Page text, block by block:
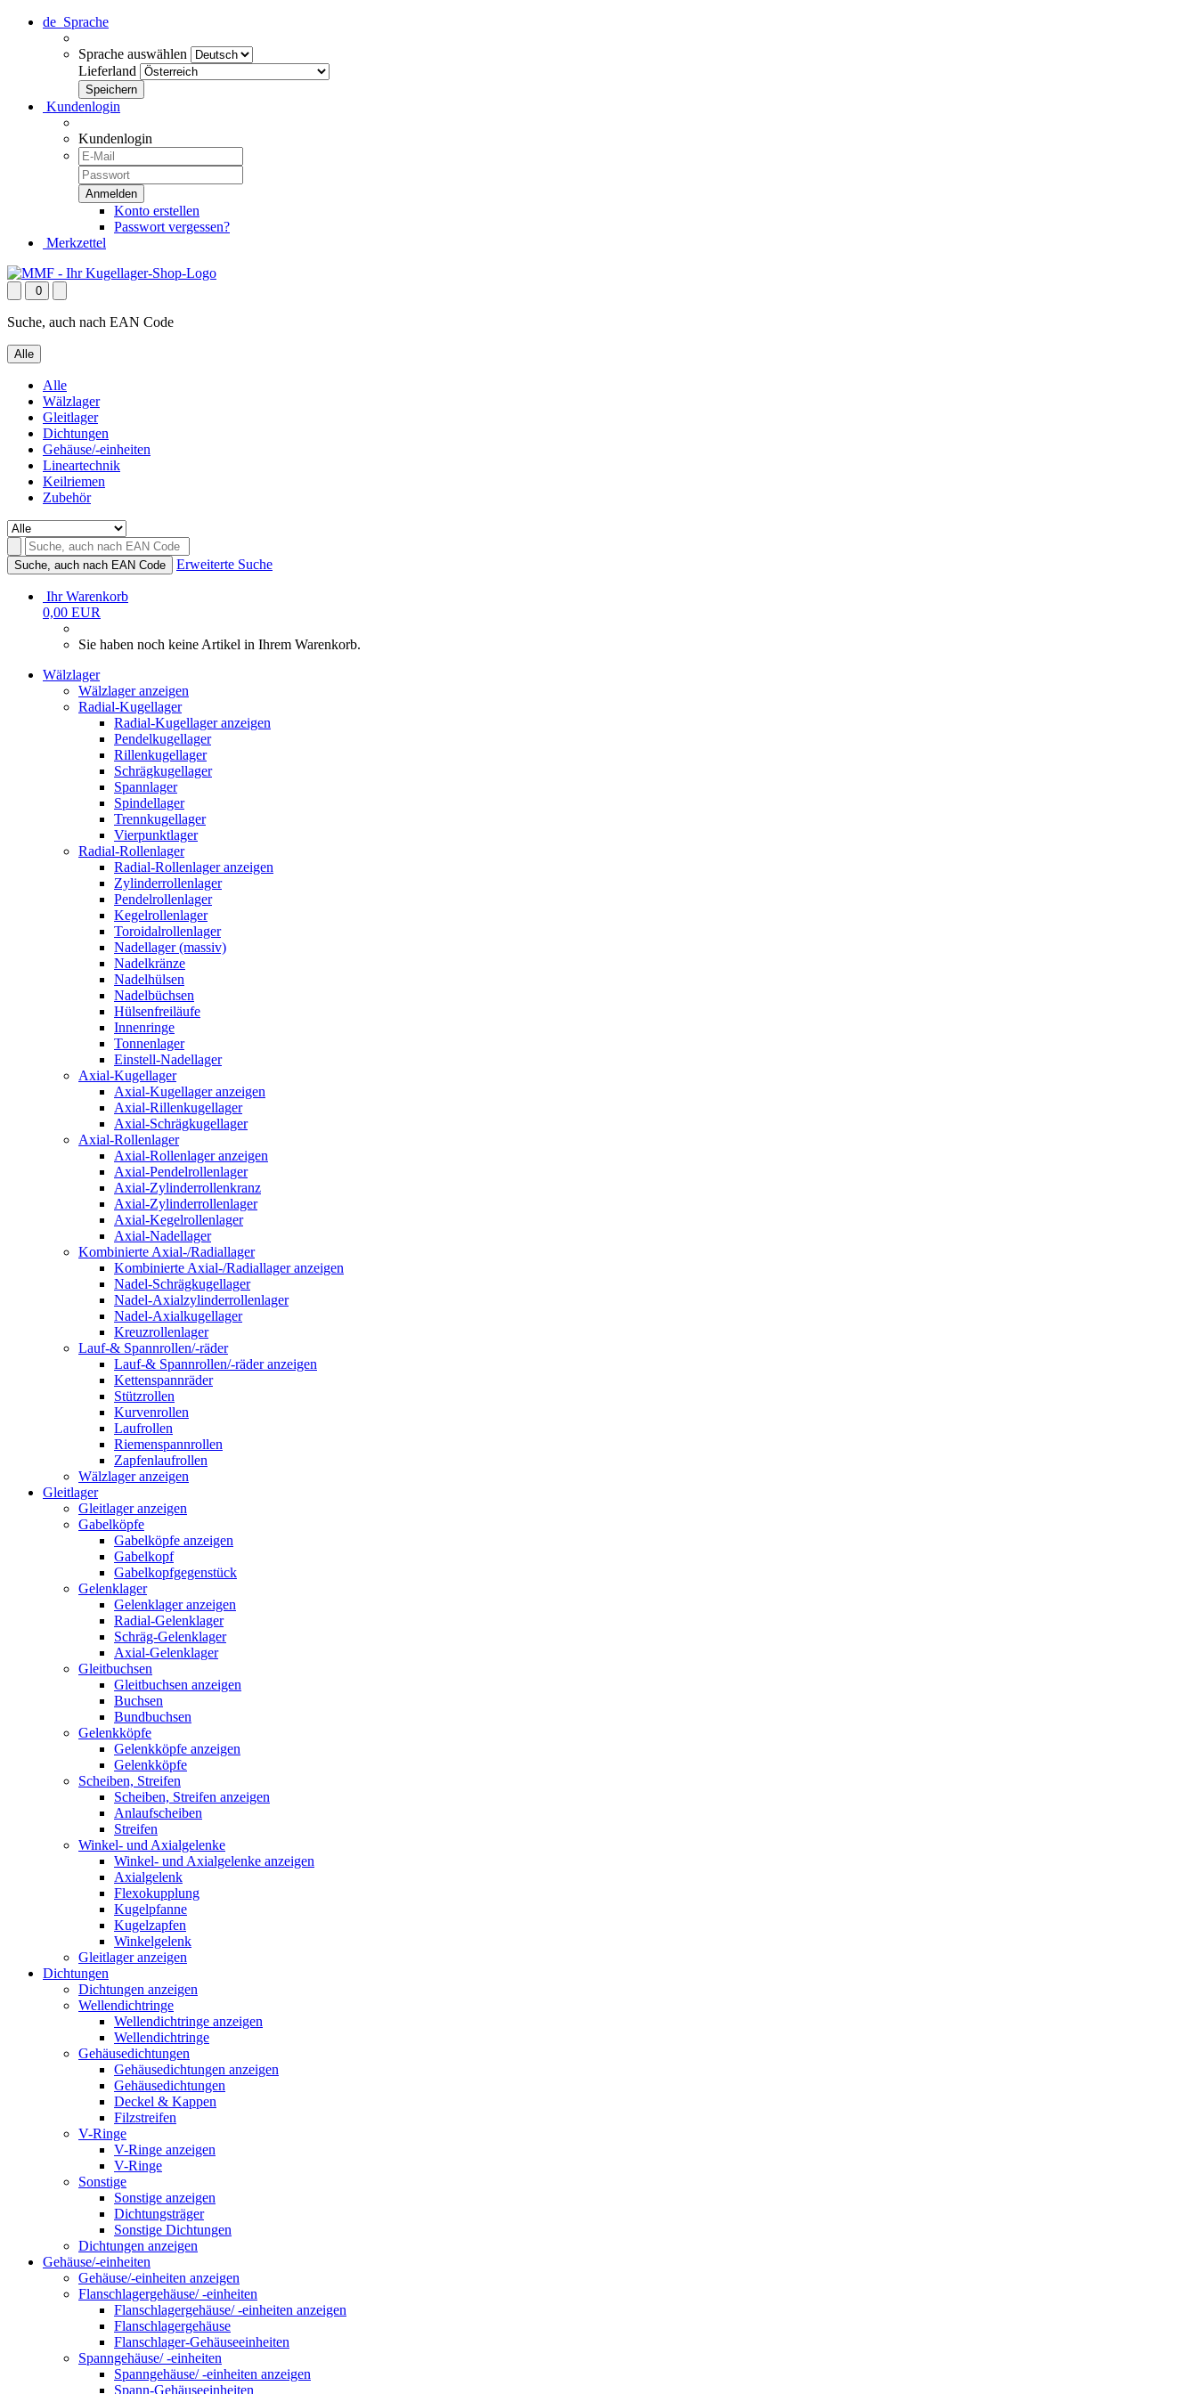
de Sprache
Sprache auswählen
Lieferland
Kundenlogin
Kundenlogin
Konto erstellen
Passwort vergessen?
Merkzettel
0
Suche, auch nach EAN Code
Alle
Alle
Wälzlager
Gleitlager
Dichtungen
Gehäuse/-einheiten
Lineartechnik
Keilriemen
Zubehör
Suche, auch nach EAN Code Erweiterte Suche
Ihr Warenkorb
0,00 EUR
Sie haben noch keine Artikel in Ihrem Warenkorb.
Wälzlager
Wälzlager anzeigen
Radial-Kugellager
Radial-Kugellager anzeigen
Pendelkugellager
Rillenkugellager
Schrägkugellager
Spannlager
Spindellager
Trennkugellager
Vierpunktlager
Radial-Rollenlager
Radial-Rollenlager anzeigen
Zylinderrollenlager
Pendelrollenlager
Kegelrollenlager
Toroidalrollenlager
Nadellager (massiv)
Nadelkränze
Nadelhülsen
Nadelbüchsen
Hülsenfreiläufe
Innenringe
Tonnenlager
Einstell-Nadellager
Axial-Kugellager
Axial-Kugellager anzeigen
Axial-Rillenkugellager
Axial-Schrägkugellager
Axial-Rollenlager
Axial-Rollenlager anzeigen
Axial-Pendelrollenlager
Axial-Zylinderrollenkranz
Axial-Zylinderrollenlager
Axial-Kegelrollenlager
Axial-Nadellager
Kombinierte Axial-/Radiallager
Kombinierte Axial-/Radiallager anzeigen
Nadel-Schrägkugellager
Nadel-Axialzylinderrollenlager
Nadel-Axialkugellager
Kreuzrollenlager
Lauf-& Spannrollen/-räder
Lauf-& Spannrollen/-räder anzeigen
Kettenspannräder
Stützrollen
Kurvenrollen
Laufrollen
Riemenspannrollen
Zapfenlaufrollen
Wälzlager anzeigen
Gleitlager
Gleitlager anzeigen
Gabelköpfe
Gabelköpfe anzeigen
Gabelkopf
Gabelkopfgegenstück
Gelenklager
Gelenklager anzeigen
Radial-Gelenklager
Schräg-Gelenklager
Axial-Gelenklager
Gleitbuchsen
Gleitbuchsen anzeigen
Buchsen
Bundbuchsen
Gelenkköpfe
Gelenkköpfe anzeigen
Gelenkköpfe
Scheiben, Streifen
Scheiben, Streifen anzeigen
Anlaufscheiben
Streifen
Winkel- und Axialgelenke
Winkel- und Axialgelenke anzeigen
Axialgelenk
Flexokupplung
Kugelpfanne
Kugelzapfen
Winkelgelenk
Gleitlager anzeigen
Dichtungen
Dichtungen anzeigen
Wellendichtringe
Wellendichtringe anzeigen
Wellendichtringe
Gehäusedichtungen
Gehäusedichtungen anzeigen
Gehäusedichtungen
Deckel & Kappen
Filzstreifen
V-Ringe
V-Ringe anzeigen
V-Ringe
Sonstige
Sonstige anzeigen
Dichtungsträger
Sonstige Dichtungen
Dichtungen anzeigen
Gehäuse/-einheiten
Gehäuse/-einheiten anzeigen
Flanschlagergehäuse/ -einheiten
Flanschlagergehäuse/ -einheiten anzeigen
Flanschlagergehäuse
Flanschlager-Gehäuseeinheiten
Spanngehäuse/ -einheiten
Spanngehäuse/ -einheiten anzeigen
Spann-Gehäuseeinheiten